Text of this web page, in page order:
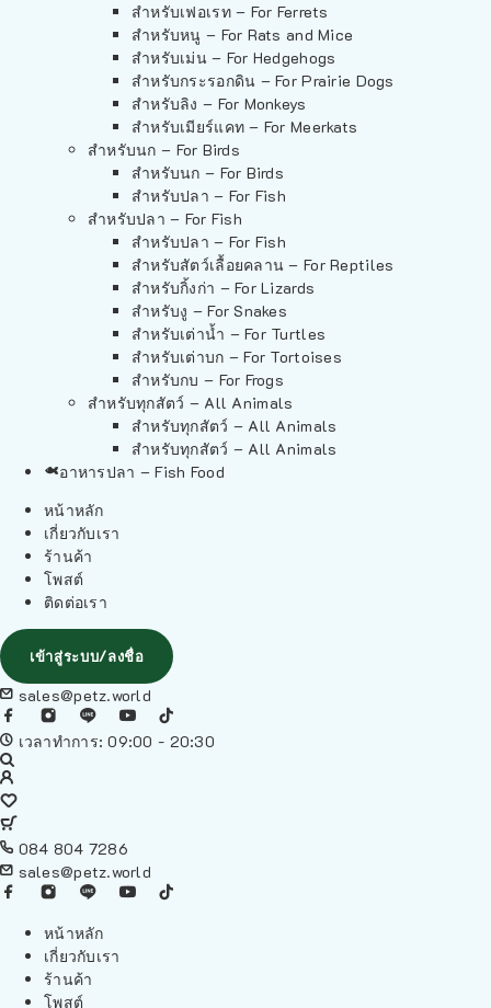
สำหรับเฟอเรท – For Ferrets
สำหรับหนู – For Rats and Mice
สำหรับเม่น – For Hedgehogs
สำหรับกระรอกดิน – For Prairie Dogs
สำหรับลิง – For Monkeys
สำหรับเมียร์แคท – For Meerkats
สำหรับนก – For Birds
สำหรับนก – For Birds
สำหรับปลา – For Fish
สำหรับปลา – For Fish
สำหรับปลา – For Fish
สำหรับสัตว์เลื้อยคลาน – For Reptiles
สำหรับกิ้งก่า – For Lizards
สำหรับงู – For Snakes
สำหรับเต่าน้ำ – For Turtles
สำหรับเต่าบก – For Tortoises
สำหรับกบ – For Frogs
สำหรับทุกสัตว์ – All Animals
สำหรับทุกสัตว์ – All Animals
สำหรับทุกสัตว์ – All Animals
อาหารปลา – Fish Food
หน้าหลัก
เกี่ยวกับเรา
ร้านค้า
โพสต์
ติดต่อเรา
เข้าสู่ระบบ/ลงชื่อ
sales@petz.world
เวลาทำการ: 09:00 - 20:30
084 804 7286
sales@petz.world
หน้าหลัก
เกี่ยวกับเรา
ร้านค้า
โพสต์